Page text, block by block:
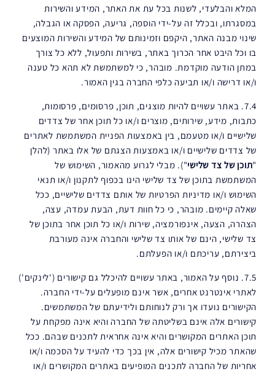
המלא והבלעדי, לשנות בכל עת את האתר, המידע והשירות
במסגרתו, ובכלל זה על-ידי הוספה, גריעה, הפסקה או הגבלה,
שינוי מבנה האתר, היקפם וזמינותם של המידע והשירות המוצעים
בו וכל היבט אחר הכרוך באתר, בשירות ותפעול, ללא כל צורך
במתן הודעה מוקדמת. מובהר, כי למשתמשת לא תהא כל טענה
ו/או דרישה ו/או תביעה כלפי החברה בגין האמור.
7.4. באתר עשויים להיות מוצגים, תוכן, פרסומים, פרסומות,
כתבות, מידע, שירותים, מוצרים ו/או כל תוכן אחר של צדדים
שלישיים ו/או מטעמם, בין באמצעות הפניית המשתמשת לאתרים
של צדדים שלישיים ו/או באמצעות הצגתם של אלו באתר (להלן
"תוכן של צד שלישי"). מבלי לגרוע מהאמור, השימוש של
המשתמשת בתוכן של צד שלישי הינו בכפוף לתקנון ו/או תנאי
השימוש ו/או מדיניות הפרטיות של אותם צדדים שלישיים, ככל
שאלה קיימים. מובהר, כי כל חוות דעת, הבעת עמדה, עצה,
הצהרה, הצעה, אינפורמציה, שירות ו/או כל תוכן אחר בתוכן של
צד שלישי, הינם של אותו צד שלישי והחברה אינה מעורבת
ביצירתם, עריכתם ו/או הפעלתם.
7.5. נוסף על האמור, באתר עשויים להיכלל גם קישורים ('לינקים')
לאתרי אינטרנט אחרים, אשר אינם מופעלים על-ידי החברה.
הקישורים נועדו אך ורק לנוחותם ולידיעתם של המשתמשים.
קישורים אלה אינם בשליטתה של החברה והיא אינה מפקחת על
תוכן האתרים המקושרים והיא אינה אחראית לתכנים שבהם. ככל
שהאתר מכיל קישורים אלה, אין בכך כדי להעיד על הסכמה ו/או
אחריות של החברה לתכנים המופיעים באתרים המקושרים ו/או